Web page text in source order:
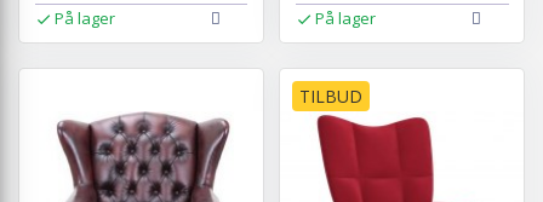
På lager På lager
TILBUD